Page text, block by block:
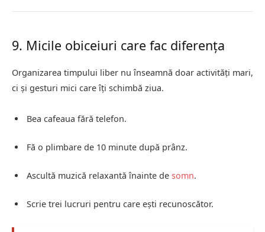
9. Micile obiceiuri care fac diferența
Organizarea timpului liber nu înseamnă doar activități mari,
ci și gesturi mici care îți schimbă ziua.
Bea cafeaua fără telefon.
Fă o plimbare de 10 minute după prânz.
Ascultă muzică relaxantă înainte de somn.
Scrie trei lucruri pentru care ești recunoscător.